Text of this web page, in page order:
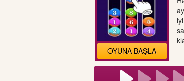
OYUNA BAŞLA